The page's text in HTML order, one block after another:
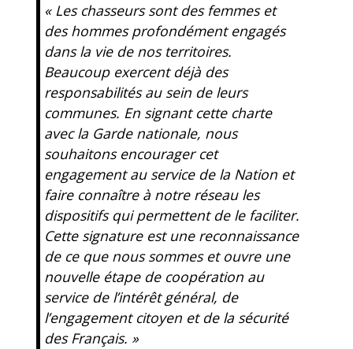
« Les chasseurs sont des femmes et
des hommes profondément engagés
dans la vie de nos territoires.
Beaucoup exercent déjà des
responsabilités au sein de leurs
communes. En signant cette charte
avec la Garde nationale, nous
souhaitons encourager cet
engagement au service de la Nation et
faire connaître à notre réseau les
dispositifs qui permettent de le faciliter.
Cette signature est une reconnaissance
de ce que nous sommes et ouvre une
nouvelle étape de coopération au
service de l’intérêt général, de
l’engagement citoyen et de la sécurité
des Français. »